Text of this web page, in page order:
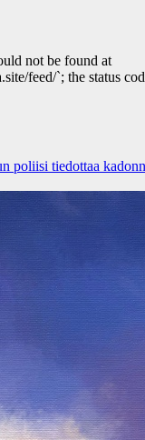
not be found at
feed/`; the status
tiedottaa